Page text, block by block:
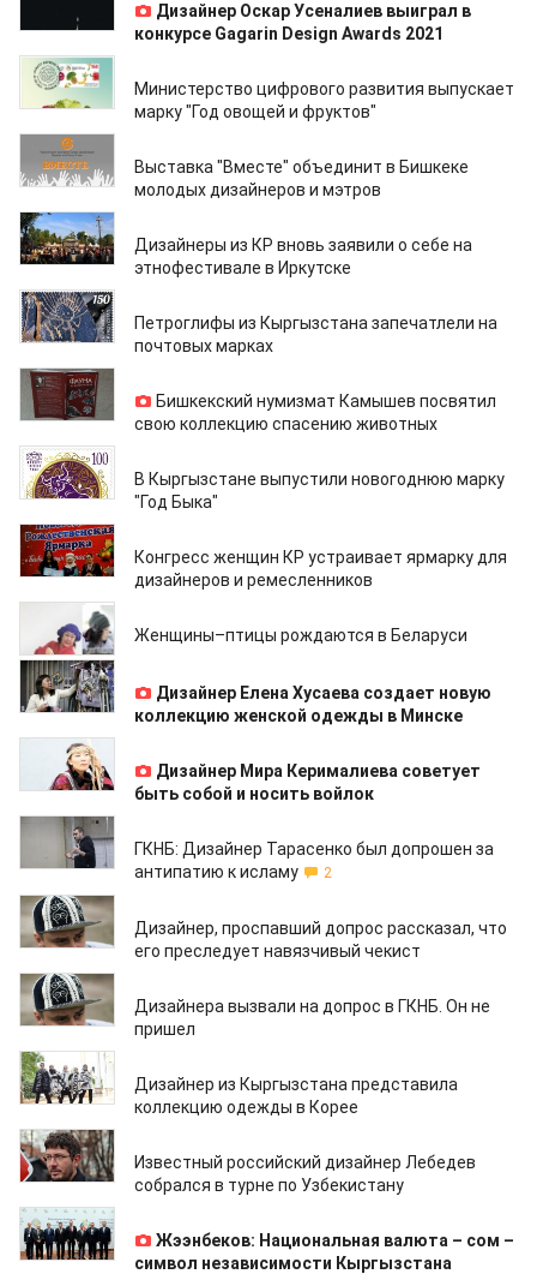
Дизайнер Оскар Усеналиев выиграл в
конкурсе Gagarin Design Awards 2021
28.06.2021
Министерство цифрового развития выпускает
марку "Год овощей и фруктов"
16.06.2021
Выставка "Вместе" объединит в Бишкеке
молодых дизайнеров и мэтров
09.06.2021
Дизайнеры из КР вновь заявили о себе на
этнофестивале в Иркутске
21.05.2021
Петроглифы из Кыргызстана запечатлели на
почтовых марках
14.01.2021
Бишкекский нумизмат Камышев посвятил
свою коллекцию спасению животных
01.01.2021
В Кыргызстане выпустили новогоднюю марку
"Год Быка"
18.12.2020
Конгресс женщин КР устраивает ярмарку для
дизайнеров и ремесленников
31.05.2020
Женщины–птицы рождаются в Беларуси
03.04.2020
Дизайнер Елена Хусаева создает новую
коллекцию женской одежды в Минске
13.03.2020
Дизайнер Мира Керималиева советует
быть собой и носить войлок
06.08.2019
ГКНБ: Дизайнер Тарасенко был допрошен за
антипатию к исламу
2
01.08.2019
Дизайнер, проспавший допрос рассказал, что
его преследует навязчивый чекист
26.07.2019
Дизайнера вызвали на допрос в ГКНБ. Он не
пришел
14.06.2019
Дизайнер из Кыргызстана представила
коллекцию одежды в Корее
02.10.2018
Известный российский дизайнер Лебедев
собрался в турне по Узбекистану
11.05.2018
Жээнбеков: Национальная валюта – сом –
символ независимости Кыргызстана